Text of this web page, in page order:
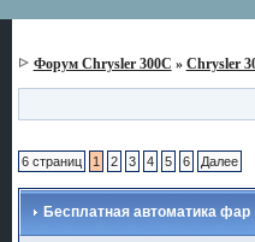
Форум Chrysler 300C » Chrysler
6 страниц 1 2 3 4 5 6 Далее
Бесплатная автоматика фар